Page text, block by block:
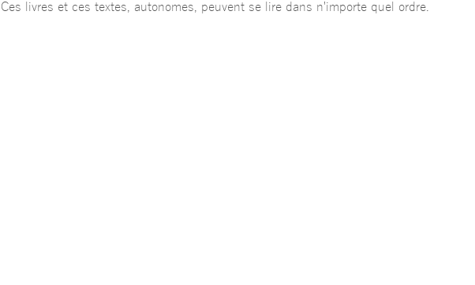
Ces livres et ces textes, autonomes, peuvent se lire dans n'importe quel ordre.